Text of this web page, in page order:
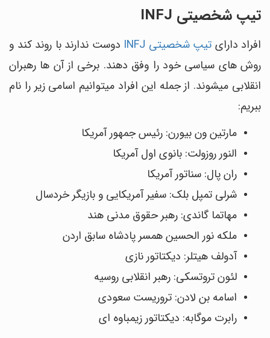
تیپ شخصیتی INFJ
افراد دارای تیپ شخصیتی INFJ
دوست ندارند با روند کند و
روش های سیاسی خود را وفق دهند. برخی از آن ها رهبران
انقلابی می‎شوند. از جمله این افراد می‎توانیم اسامی زیر را نام
ببریم:
مارتین ون بیورن: رئیس جمهور آمریکا
النور روزولت: بانوی اول آمریکا
ران پال: سناتور آمریکا
شرلی تمپل بلک: سفیر آمریکایی و بازیگر خردسال
مهاتما گاندی: رهبر حقوق مدنی هند
ملکه نور الحسین همسر پادشاه سابق اردن
آدولف هیتلر: دیکتاتور نازی
لئون تروتسکی: رهبر انقلابی روسیه
اسامه بن لادن: تروریست سعودی
رابرت موگابه: دیکتاتور زیمباوه ‎ای